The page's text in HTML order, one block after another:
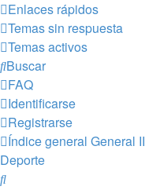
Enlaces rápidos
Temas sin respuesta
Temas activos
Buscar
FAQ
Identificarse
Registrarse
Índice general General II
Deporte
Buscar